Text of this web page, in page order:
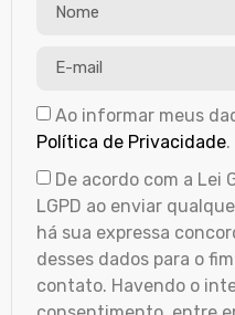
Ao informar meus
Política de Privacidade.
De acordo com a Lei
LGPD ao enviar
há sua expressa
desses dados para o
contato. Havendo o